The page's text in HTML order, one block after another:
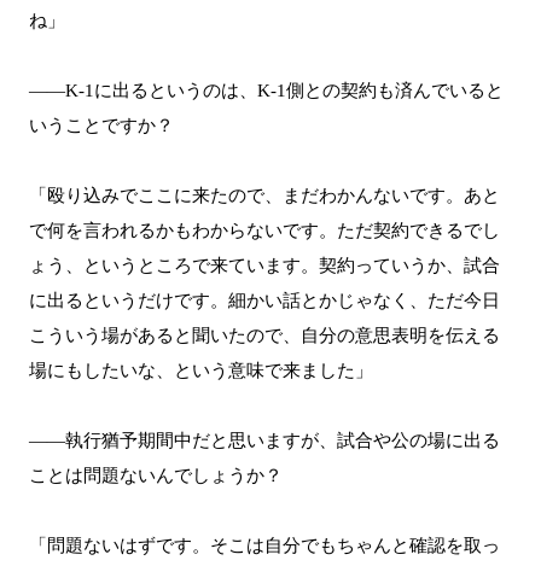
ね」
――K-1に出るというのは、K-1側との契約も済んでいると
いうことですか？
「殴り込みでここに来たので、まだわかんないです。あと
で何を言われるかもわからないです。ただ契約できるでし
ょう、というところで来ています。契約っていうか、試合
に出るというだけです。細かい話とかじゃなく、ただ今日
こういう場があると聞いたので、自分の意思表明を伝える
場にもしたいな、という意味で来ました」
――執行猶予期間中だと思いますが、試合や公の場に出る
ことは問題ないんでしょうか？
「問題ないはずです。そこは自分でもちゃんと確認を取っ